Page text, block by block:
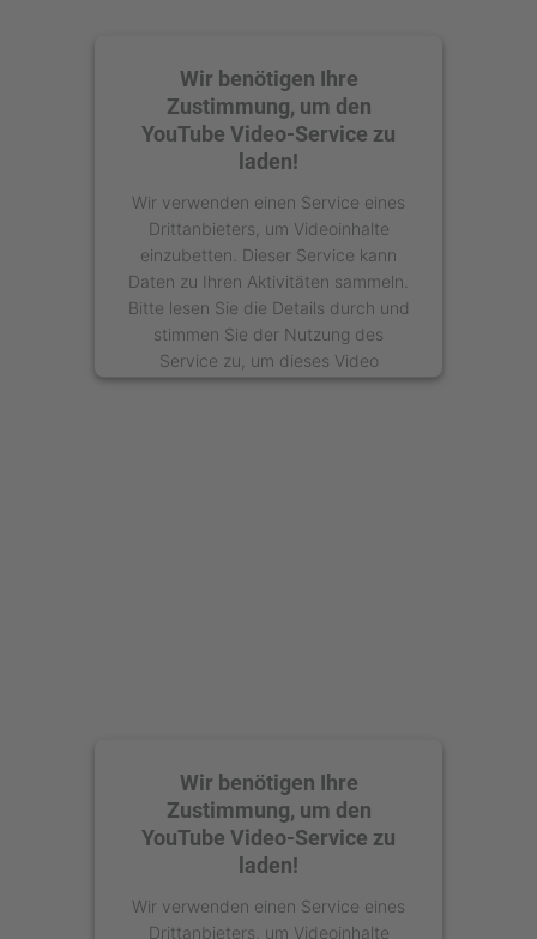
Wir benötigen Ihre
Zustimmung, um den
YouTube Video-Service zu
laden!
Wir verwenden einen Service eines
Drittanbieters, um Videoinhalte
einzubetten. Dieser Service kann
Daten zu Ihren Aktivitäten sammeln.
Bitte lesen Sie die Details durch und
stimmen Sie der Nutzung des
Service zu, um dieses Video
anzusehen.
Wir benötigen Ihre
Zustimmung, um den
YouTube Video-Service zu
laden!
Wir verwenden einen Service eines
Drittanbieters, um Videoinhalte